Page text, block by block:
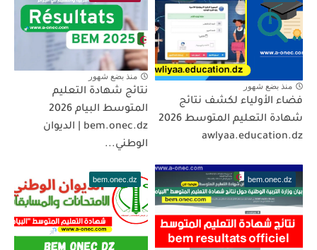
منذ بضع شهور
فضاء الأولياء لكشف نتائج
شهادة التعليم المتوسط 2026
awlyaa.education.dz
منذ بضع شهور
نتائج شهادة التعليم
المتوسط البيام 2026
bem.onec.dz | الديوان
الوطني...
bem.onec.dz
bem.onec.dz